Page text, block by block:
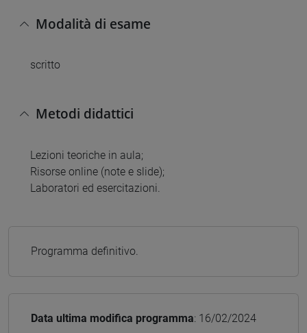
Modalità di esame
scritto
Metodi didattici
Lezioni teoriche in aula;
Risorse online (note e slide);
Laboratori ed esercitazioni.
Programma definitivo.
Data ultima modifica programma: 16/02/2024